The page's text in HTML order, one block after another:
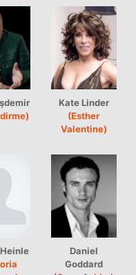
Kate Linder
(Esther
Valentine)
Daniel
Goddard